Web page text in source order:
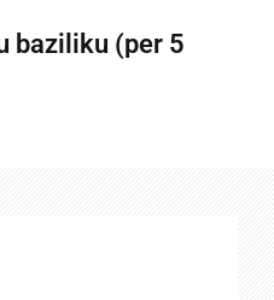
baziliku (per 5